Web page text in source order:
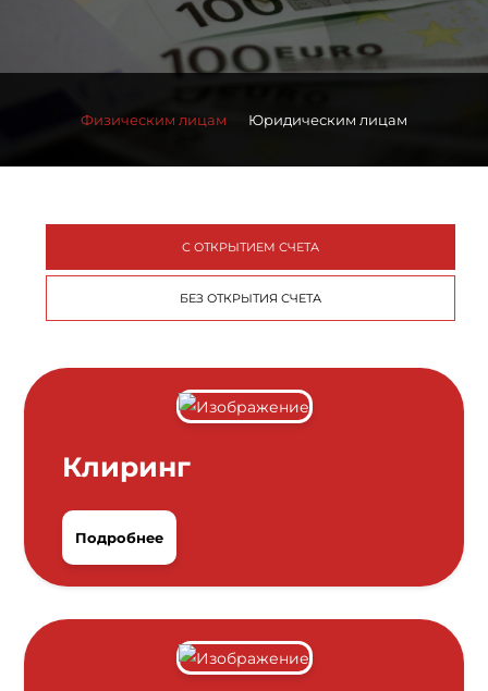
Физическим лицам Юридическим лицам
С ОТКРЫТИЕМ СЧЕТА
БЕЗ ОТКРЫТИЯ СЧЕТА
Клиринг
Подробнее